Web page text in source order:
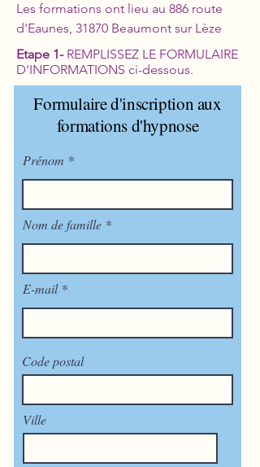
Les formations ont lieu au 886 route
d'Eaunes, 31870 Beaumont sur Lèze
Etape 1-REMPLISSEZ LE FORMULAIRE
D'INFORMATIONS ci-dessous.
Formulaire d'inscription aux
formations d'hypnose
Prénom
Nom de famille
E-mail
Code postal
Ville